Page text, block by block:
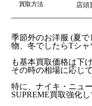
買取方法 店頭
季節外のお洋服 (夏
物、冬でしたらTシ
も基本買取価格は下
その時の相場に応じ
特に、ナイキ・ニュ
SUPREME買取強化